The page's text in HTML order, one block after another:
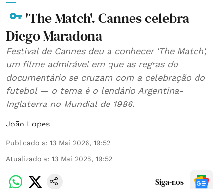
'The Match'. Cannes celebra
Diego Maradona
Festival de Cannes deu a conhecer 'The Match',
um filme admirável em que as regras do
documentário se cruzam com a celebração do
futebol — o tema é o lendário Argentina-
Inglaterra no Mundial de 1986.
João Lopes
Publicado a: 13 Mai 2026, 19:52
Atualizado a: 13 Mai 2026, 19:52
Siga-nos